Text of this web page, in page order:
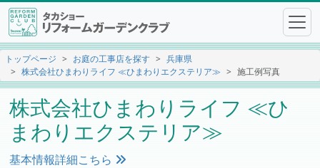
トップページ お庭の工事店を探す
兵庫県
株式会社ひまわりライフ ≪ひまわりエクステリア≫
施工例写真
株式会社ひまわりライフ ≪ひ
まわりエクステリア≫
基本情報詳細こちら